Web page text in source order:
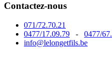
Contactez-nous
071/72.70.21
0477/17.09.79 - 0477/
info@lelongetfils.be